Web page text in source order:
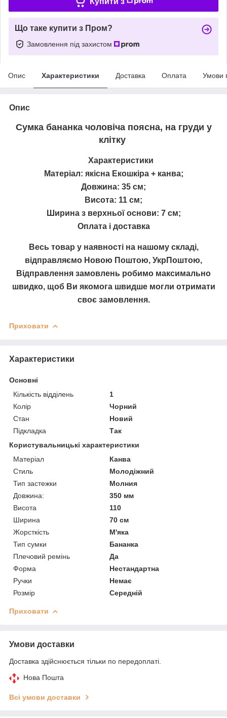
Що таке купити з Пром?
Замовлення під захистом
Опис Характеристики Доставка Оплата Умови
Опис
Сумка бананка чоловіча поясна, на груди у
клітку
Характеристики
Матеріал: якісна Екошкіра + канва;
Довжина: 35 см;
Висота: 11 см;
Ширина з верхньої основи: 7 см;
Оплата і доставка
Весь товар у наявності на нашому складі,
відправляємо Новою Поштою, УкрПоштою,
Відправлення замовлень робимо максимально
швидко, щоб Ви якомога швидше могли отримати
своє замовлення.
Приховати
Характеристики
Основні
Кількість відділень
1
Колір
Чорний
Стан
Новий
Підкладка
Так
Користувальницькі характеристики
Матеріал
Канва
Стиль
Молодіжний
Тип застежки
Молния
Довжина:
350 мм
Висота
110
Ширина
70 см
Жорсткість
М'яка
Тип сумки
Бананка
Плечовий ремінь
Да
Форма
Нестандартна
Ручки
Немає
Розмір
Середній
Приховати
Умови доставки
Доставка здійснюється тільки по передоплаті.
Нова Пошта
Всі умови доставки